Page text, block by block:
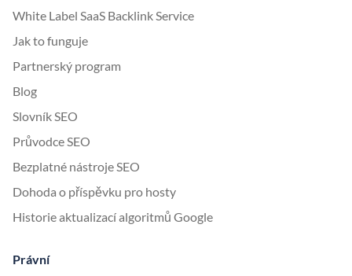
White Label SaaS Backlink Service
Jak to funguje
Partnerský program
Blog
Slovník SEO
Průvodce SEO
Bezplatné nástroje SEO
Dohoda o příspěvku pro hosty
Historie aktualizací algoritmů Google
Právní